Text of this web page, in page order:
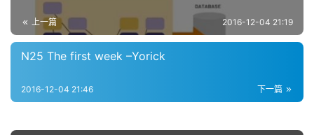
上一篇 2016-12-04 21:19
N25 The first week –Yorick
下一篇
2016-12-04 21:46